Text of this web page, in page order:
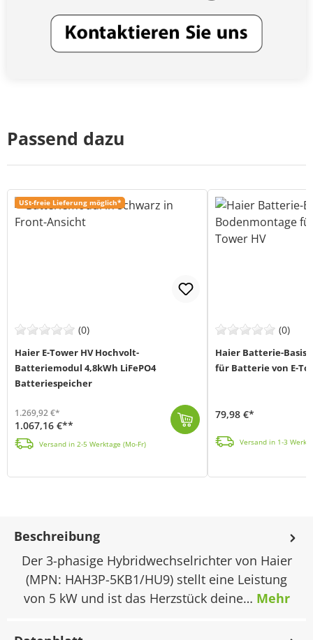
Passend dazu
USt-freie Lieferung möglich*
(0)
Haier E-Tower HV Hochvolt-
Batteriemodul 4,8kWh LiFePO4
Batteriespeicher
1.269,92 €*
1.067,16 €**
Versand in 2-5 Werktage (Mo-Fr)
(0)
Haier Batterie-Basis
für Batterie von E-
79,98 €*
Versand in 1-3
Beschreibung
Der 3-phasige Hybridwechselrichter von Haier
(MPN: HAH3P-5KB1/HU9) stellt eine Leistung
von 5 kW und ist das Herzstück deine… Mehr